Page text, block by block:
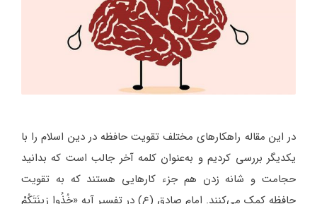
در این مقاله راهکارهای مختلف تقویت حافظه در دین اسلام را با
یکدیگر بررسی کردیم و به‌عنوان کلمه آخر جالب است که بدانید
حجامت و شانه زدن هم جزء کارهایی هستند که به تقویت
حافظه کمک می‌کنند. امام صادق (ع) در تفسیر آیه «خُذُوا زِینَتَکُمْ